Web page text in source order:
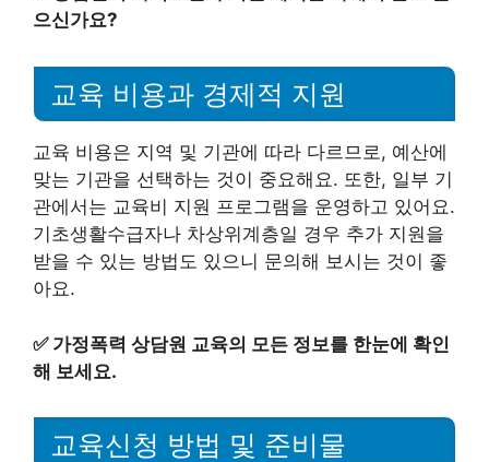
으신가요?
교육 비용과 경제적 지원
교육 비용은 지역 및 기관에 따라 다르므로, 예산에
맞는 기관을 선택하는 것이 중요해요. 또한, 일부 기
관에서는 교육비 지원 프로그램을 운영하고 있어요.
기초생활수급자나 차상위계층일 경우 추가 지원을
받을 수 있는 방법도 있으니 문의해 보시는 것이 좋
아요.
✅ 가정폭력 상담원 교육의 모든 정보를 한눈에 확인
해 보세요.
교육신청 방법 및 준비물